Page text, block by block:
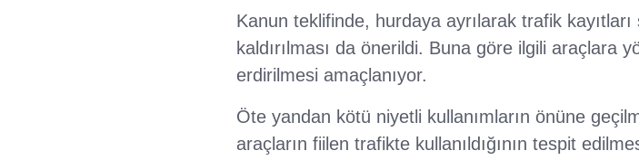
Kanun teklifinde, hurdaya ayrılarak trafik
kaldırılması da önerildi. Buna göre ilgili araçlara
erdirilmesi amaçlanıyor.
Öte yandan kötü niyetli kullanımların önüne
araçların fiilen trafikte kullanıldığının tespit